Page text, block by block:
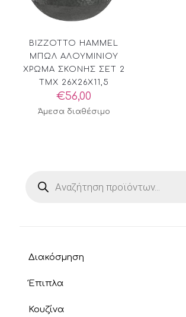
BIZZOTTO HAMMEL
ΜΠΩΛ ΑΛΟΥΜΙΝΙΟΥ
ΧΡΩΜΑ ΣΚΟΝΗΣ ΣΕΤ 2
ΤΜΧ 26X26X11,5
€56,00
Άμεσα διαθέσιμο
search
Διακόσμηση
Έπιπλα
Κουζίνα